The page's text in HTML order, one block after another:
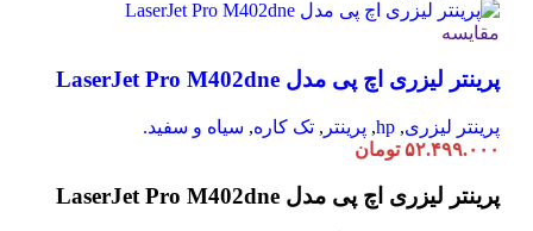
مقایسه
پرینتر لیزری اچ پی مدل LaserJet Pro M402dne
پرینتر لیزری,
hp
, پرینتر , تک کاره, سیاه و سفید.
۵۲.۴۹۹.۰۰۰ تومان
پرینتر لیزری اچ پی مدل LaserJet Pro M402dne